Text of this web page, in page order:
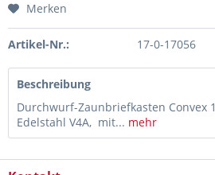
Merken
Artikel-Nr.: 17-0-17056
Beschreibung
Durchwurf-Zaunbriefkasten Convex
Edelstahl V4A, mit... mehr